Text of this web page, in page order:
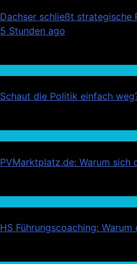
Dachser schließt strategische
5 Stunden ago
Schaut die Politik einfach
PVMarktplatz.de: Warum
HS Führungscoaching: